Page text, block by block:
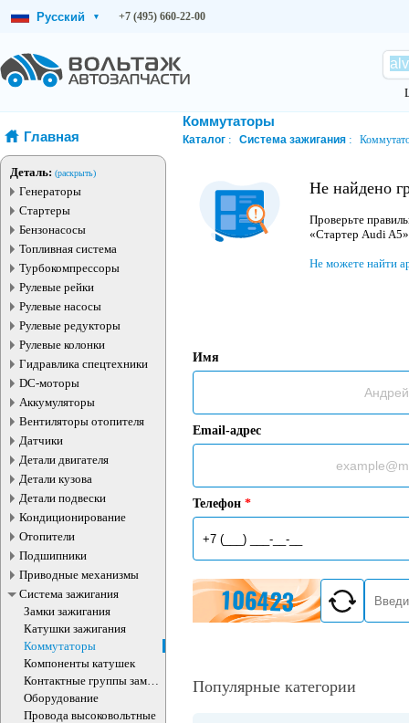
Русский ▾ +7 (495) 660-22-00
Главная
Деталь: (раскрыть)
Генераторы
Стартеры
Бензонасосы
Топливная система
Турбокомпрессоры
Рулевые рейки
Рулевые насосы
Рулевые редукторы
Рулевые колонки
Гидравлика спецтехники
DC-моторы
Аккумуляторы
Вентиляторы отопителя
Датчики
Детали двигателя
Детали кузова
Детали подвески
Кондиционирование
Отопители
Подшипники
Приводные механизмы
Система зажигания
Замки зажигания
Катушки зажигания
Коммутаторы
Компоненты катушек
Контактные группы замка
зажигания
Оборудование
Провода высоковольтные
Коммутаторы
Каталог Система зажигания
Не найдено
Проверьте
«Стартер Audi
Не можете найти
Имя
Email-адрес
Телефон *
Популярные категории